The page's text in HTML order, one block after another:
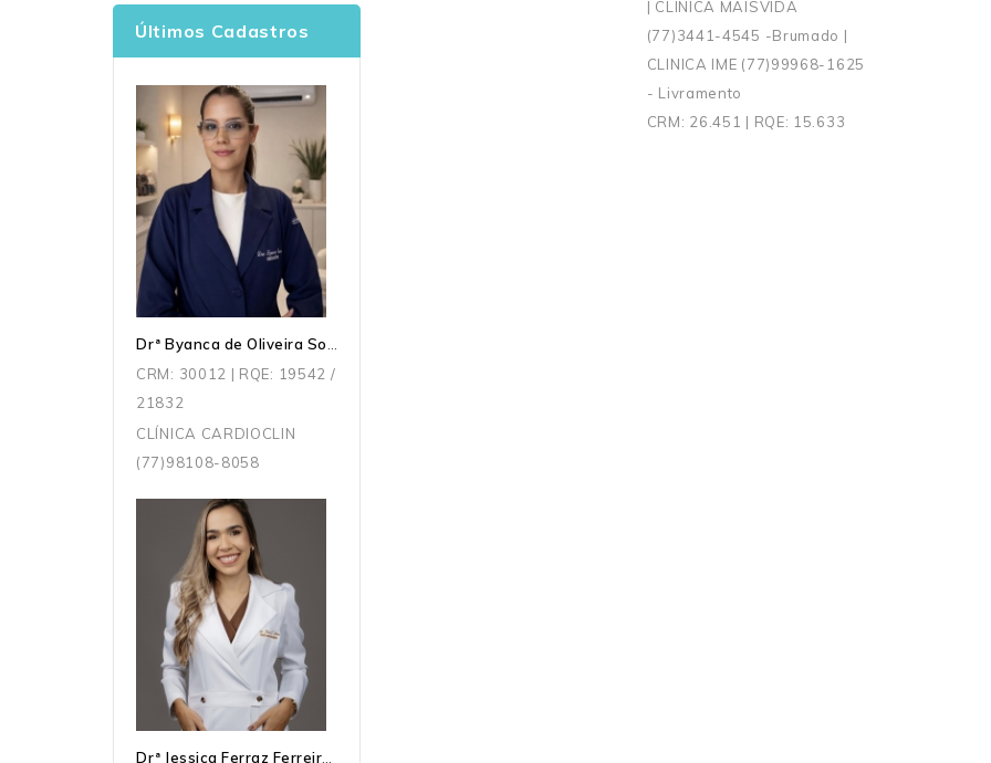
Últimos Cadastros
Drª Byanca de Oliveira Souza
CRM: 30012 | RQE: 19542 /
21832
CLÍNICA CARDIOCLIN
(77)98108-8058
| CLINICA MAISVIDA
(77)3441-4545 -Brumado |
CLINICA IME (77)99968-1625
- Livramento
CRM: 26.451 | RQE: 15.633